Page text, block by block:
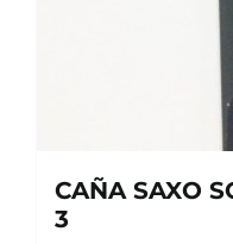
CAÑA SAXO
3